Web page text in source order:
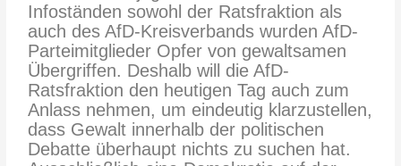
Infoständen sowohl der Ratsfraktion als
auch des AfD-Kreisverbands wurden AfD-
Parteimitglieder Opfer von gewaltsamen
Übergriffen. Deshalb will die AfD-
Ratsfraktion den heutigen Tag auch zum
Anlass nehmen, um eindeutig klarzustellen,
dass Gewalt innerhalb der politischen
Debatte überhaupt nichts zu suchen hat.